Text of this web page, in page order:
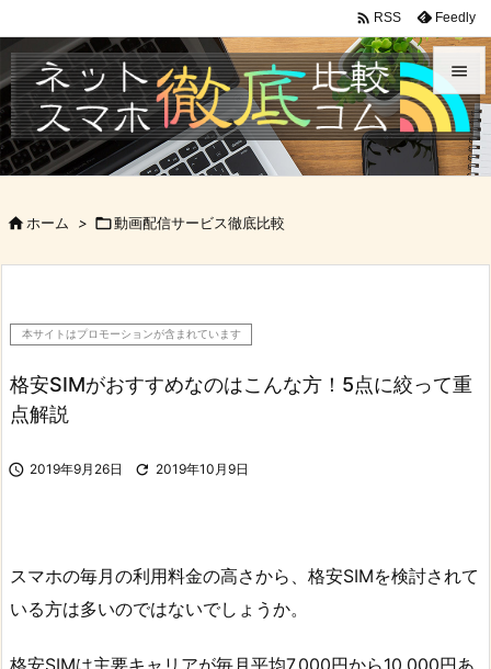


メニュ

 RSS Feedly
ホーム > 動画配信サービス徹底比較
本サイトはプロモーションが含まれています
格安SIMがおすすめなのはこんな方！5点に絞って重
点解説
 2019年9月26日  2019年10月9日
スマホの毎月の利用料金の高さから、格安SIMを検討されて
いる方は多いのではないでしょうか。
格安SIMは主要キャリアが毎月平均7,000円から10,000円あ